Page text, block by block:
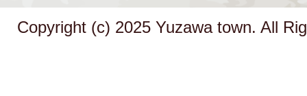
Copyright (c) 2025 Yuzawa town. All